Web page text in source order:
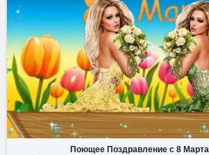
Поющее Поздравление с 8 Марта